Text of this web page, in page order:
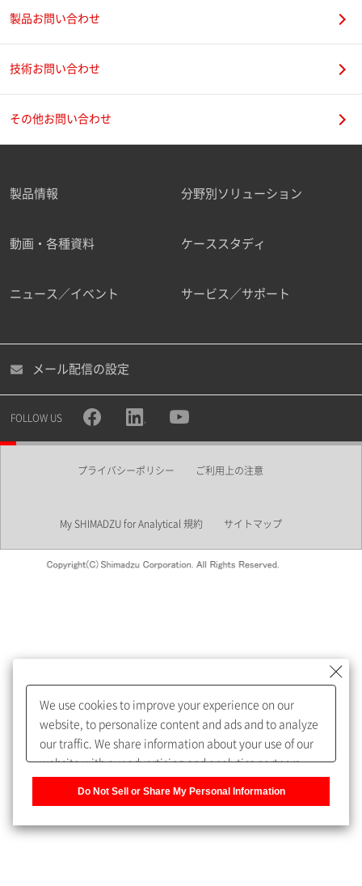
ご勤務先
職種
めします。
My SHIMADZU for Analyticalへ登録いただくと、技術情報や
取扱説明書・Webinarなどの閲覧ができます。
うになります。
製品お問い合わせ
技術お問い合わせ
その他お問い合わせ
製品情報 分野別ソリューション
動画・各種資料 ケーススタディ
ニュース／イベント サービス／サポート
メール配信の設定
FOLLOW US
プライバシーポリシー ご利用上の注意
My SHIMADZU for Analytical 規約 サイトマップ
We use cookies to improve your experience on our
website, to personalize content and ads and to analyze
our traffic. We share information about your use of our
website with our advertising and analytics partners,
Do Not Sell or Share My Personal Information